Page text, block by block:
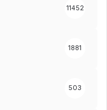
11452
1881
503